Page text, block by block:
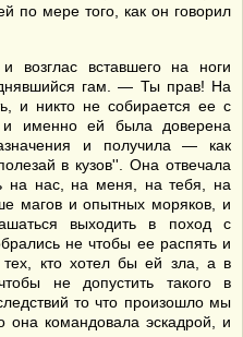
по мере того, как он говорил
вставшего на ноги
гам. — Ты прав! На
и никто не собирается ее с
и именно ей была доверена
и получила — как
в кузов''. Она отвечала
нас, на меня, на тебя, на
магов и опытных моряков, и
выходить в поход с
не чтобы ее распять и
тех, кто хотел бы ей зла, а в
не допустить такого в
то что произошло мы
командовала эскадрой, и